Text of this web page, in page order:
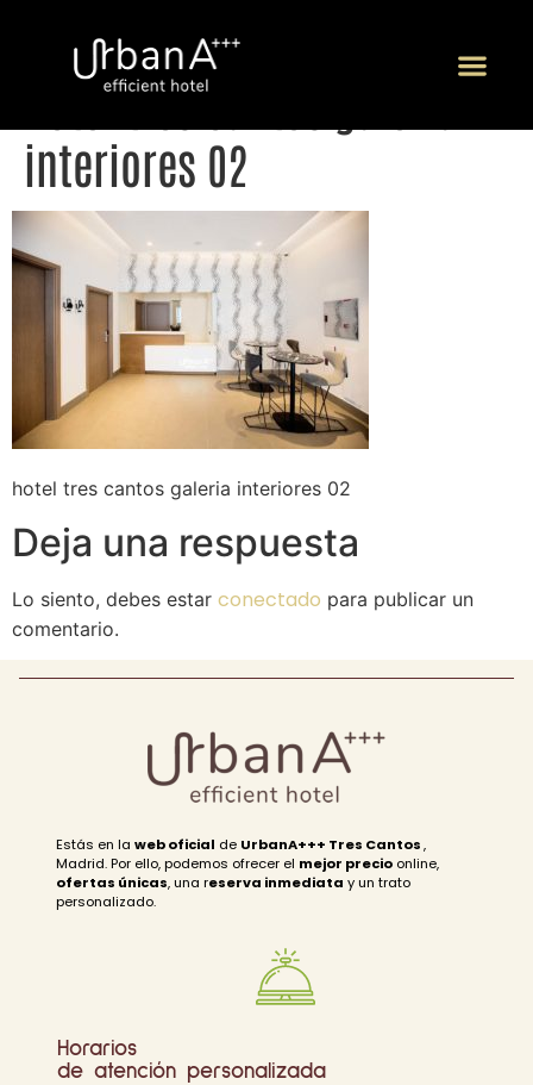
hotel tres cantos galeria
interiores 02
hotel tres cantos galeria interiores 02
Deja una respuesta
Lo siento, debes estar conectado para publicar un
comentario.
Estás en laweb oficial de UrbanA+++ Tres Cantos,
Madrid. Por ello, podemos ofrecer el mejor precio online,
ofertas únicas, una reserva inmediata y un trato
personalizado.
Horarios
de atención personalizada